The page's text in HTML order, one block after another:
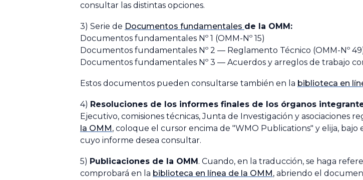
consultar las distintas opciones.
3) Serie de Documentos fundamentales de la OMM:
Documentos fundamentales Nº 1 (OMM-Nº 15)
Documentos fundamentales Nº 2 — Reglamento Técnico (OMM-Nº
Documentos fundamentales Nº 3 — Acuerdos y arreglos de trabajo
Estos documentos pueden consultarse también en la biblioteca en
4) Resoluciones de los informes finales de los órganos
Ejecutivo, comisiones técnicas, Junta de Investigación y asociaciones
la OMM, coloque el cursor encima de "WMO Publications" y elija,
cuyo informe desea consultar.
5) Publicaciones de la OMM. Cuando, en la traducción, se haga
comprobará en la biblioteca en línea de la OMM, abriendo el